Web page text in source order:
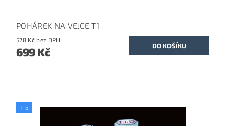
POHÁREK NA VEJCE T1
578 Kč bez DPH
699 Kč
Tip